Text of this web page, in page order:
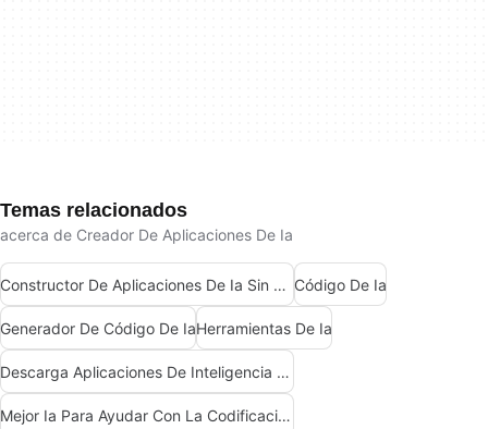
Temas relacionados
acerca de Creador De Aplicaciones De Ia
Constructor De Aplicaciones De Ia Sin Código Código De Ia
Generador De Código De IaHerramientas De Ia
Descarga Aplicaciones De Inteligencia Artificial (Ia)
Mejor Ia Para Ayudar Con La Codificación